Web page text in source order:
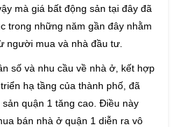
mà giá bất động sản tại đây đã
trong những năm gần đây nhằm
người mua và nhà đầu tư.
số và nhu cầu về nhà ở, kết hợp
hạ tầng của thành phố, đã
quận 1 tăng cao. Điều này
bán nhà ở quận 1 diễn ra vô